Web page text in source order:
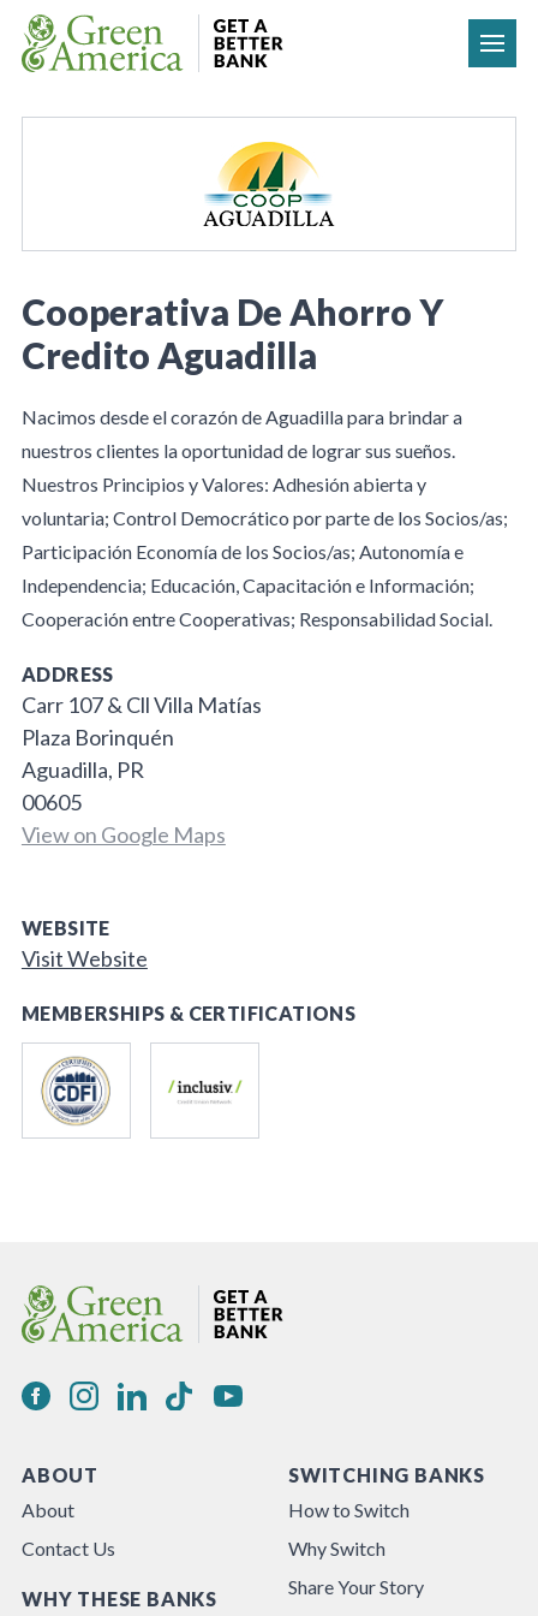
Skip to content
Cooperativa De Ahorro Y
Credito Aguadilla
Nacimos desde el corazón de Aguadilla para brindar a
nuestros clientes la oportunidad de lograr sus sueños.
Nuestros Principios y Valores: Adhesión abierta y
voluntaria; Control Democrático por parte de los Socios/as;
Participación Economía de los Socios/as; Autonomía e
Independencia; Educación, Capacitación e Información;
Cooperación entre Cooperativas; Responsabilidad Social.
ADDRESS
Carr 107 & Cll Villa Matías
Plaza Borinquén
Aguadilla, PR
00605
View on Google Maps
WEBSITE
Visit Website
MEMBERSHIPS & CERTIFICATIONS
ABOUT
About
Contact Us
WHY THESE BANKS
SWITCHING BANKS
How to Switch
Why Switch
Share Your Story